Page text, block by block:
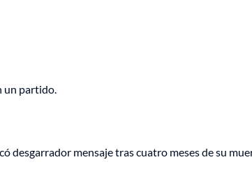
un partido.
desgarrador mensaje tras cuatro meses de su